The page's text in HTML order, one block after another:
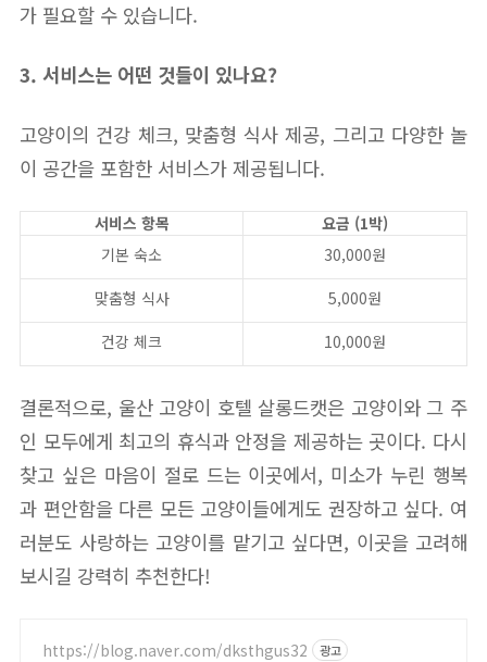
가 필요할 수 있습니다.
3. 서비스는 어떤 것들이 있나요?
고양이의 건강 체크, 맞춤형 식사 제공, 그리고 다양한 놀
이 공간을 포함한 서비스가 제공됩니다.
서비스 항목
요금 (1박)
기본 숙소
30,000원
맞춤형 식사
5,000원
건강 체크
10,000원
결론적으로, 울산 고양이 호텔 살롱드캣은 고양이와 그 주
인 모두에게 최고의 휴식과 안정을 제공하는 곳이다. 다시
찾고 싶은 마음이 절로 드는 이곳에서, 미소가 누린 행복
과 편안함을 다른 모든 고양이들에게도 권장하고 싶다. 여
러분도 사랑하는 고양이를 맡기고 싶다면, 이곳을 고려해
보시길 강력히 추천한다!
https://blog.naver.com/dksthgus32 광고